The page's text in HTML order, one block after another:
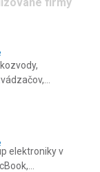
elektroniky v